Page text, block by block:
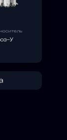
У